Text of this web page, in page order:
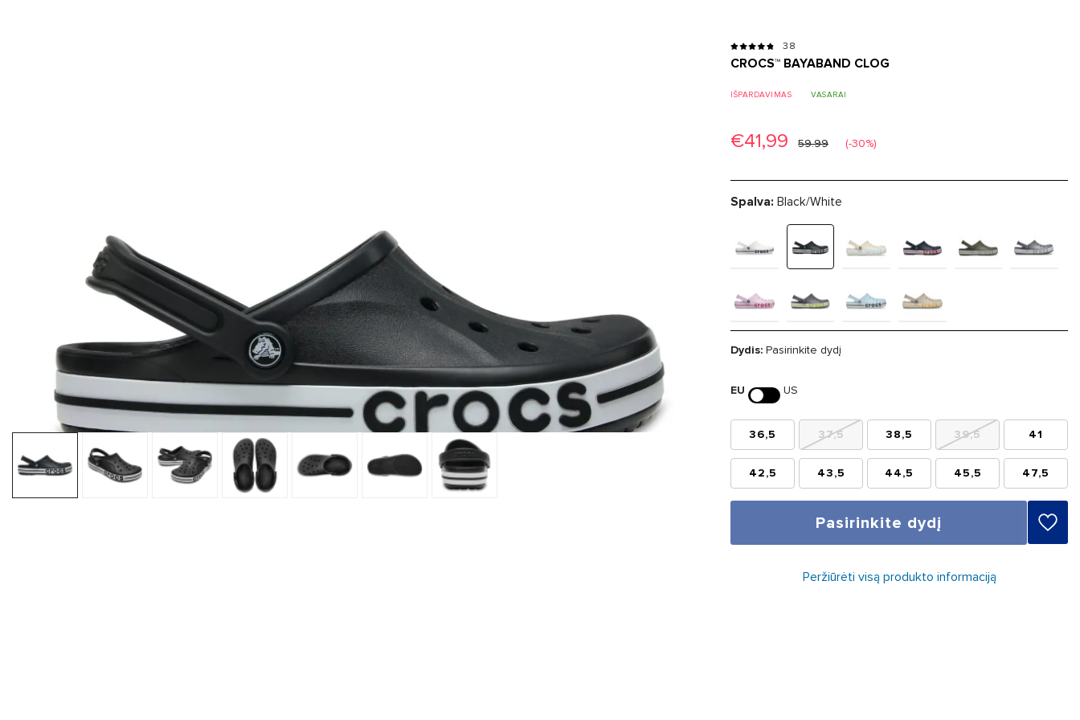
38
CROCS™ BAYABAND CLOG
IŠPARDAVIMAS VASARAI
€41,99 59.99 (-30%)
Spalva: Black/White
Dydis: Pasirinkite dydį
EU US
36,5 37,5 38,5 39,5 41
42,5 43,5 44,5 45,5 47,5
Pasirinkite dydį
Peržiūrėti visą produkto informaciją